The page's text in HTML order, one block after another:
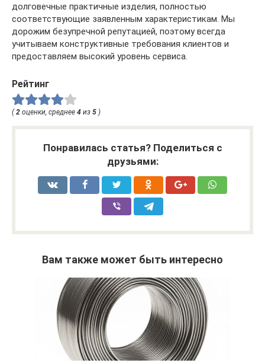
долговечные практичные изделия, полностью
соответствующие заявленным характеристикам. Мы
дорожим безупречной репутацией, поэтому всегда
учитываем конструктивные требования клиентов и
предоставляем высокий уровень сервиса.
Рейтинг
(2 оценки, среднее 4 из 5 )
Понравилась статья? Поделиться с
друзьями:
Вам также может быть интересно